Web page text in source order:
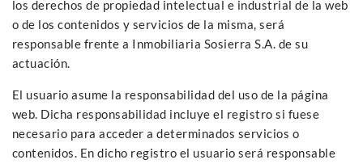
los derechos de propiedad intelectual e industrial de la web
o de los contenidos y servicios de la misma, será
responsable frente a Inmobiliaria Sosierra S.A. de su
actuación.
El usuario asume la responsabilidad del uso de la página
web. Dicha responsabilidad incluye el registro si fuese
necesario para acceder a determinados servicios o
contenidos. En dicho registro el usuario será responsable